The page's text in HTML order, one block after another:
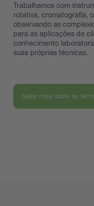
Trabalhamos com
rotativa, cromatografia,
observando as
para as aplicações do
conhecimento
suas próprias técnicas.
Saiba mais sobre as